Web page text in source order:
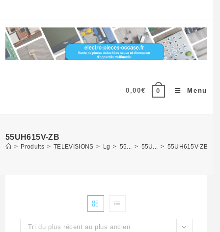
content
0,00€ 0 Menu
55UH615V-ZB
> Produits > TELEVISIONS > Lg > 55... > 55U... > 55UH615V-ZB
Tri du plus récent au plus ancien